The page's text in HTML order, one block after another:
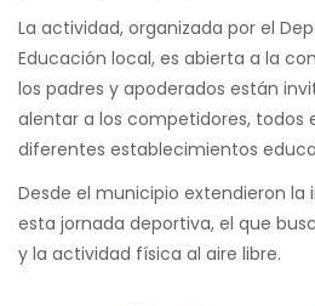
La actividad, organizada por el
Educación local, es abierta a la
los padres y apoderados están
alentar a los competidores, todos
diferentes establecimientos
Desde el municipio extendieron
esta jornada deportiva, el que
y la actividad física al aire libre.